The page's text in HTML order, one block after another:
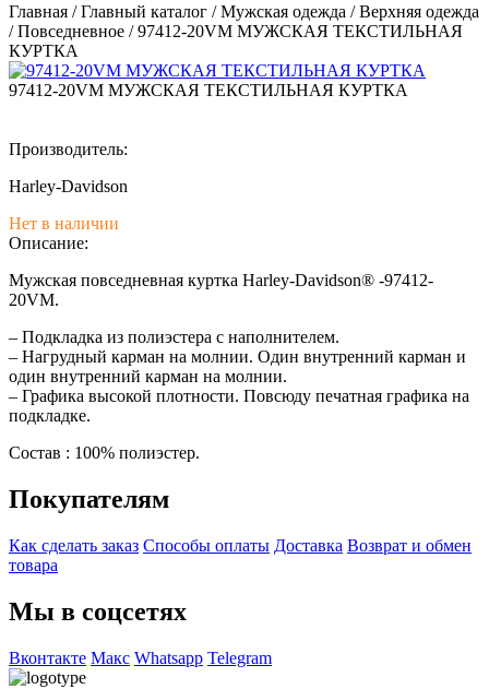
Главная /Главный каталог /Мужская одежда /Верхняя одежда
/Повседневное /97412-20VM МУЖСКАЯ ТЕКСТИЛЬНАЯ
КУРТКА
97412-20VM МУЖСКАЯ ТЕКСТИЛЬНАЯ КУРТКА
Производитель:
Harley-Davidson
Нет в наличии
Описание:
Мужская повседневная куртка Harley-Davidson® -97412-
20VM.
– Подкладка из полиэстера с наполнителем.
– Нагрудный карман на молнии. Один внутренний карман и
один внутренний карман на молнии.
– Графика высокой плотности. Повсюду печатная графика на
подкладке.
Состав : 100% полиэстер.
Покупателям
Как сделать заказ Способы оплаты Доставка Возврат и обмен
товара
Мы в соцсетях
Вконтакте Макс Whatsapp Telegram